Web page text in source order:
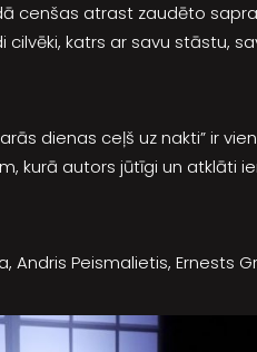
cenšas atrast zaudēto
cilvēki, katrs ar savu stāstu,
dienas ceļš uz nakti” ir
kurā autors jūtīgi un atklāti
Andris Peismalietis, Ernests